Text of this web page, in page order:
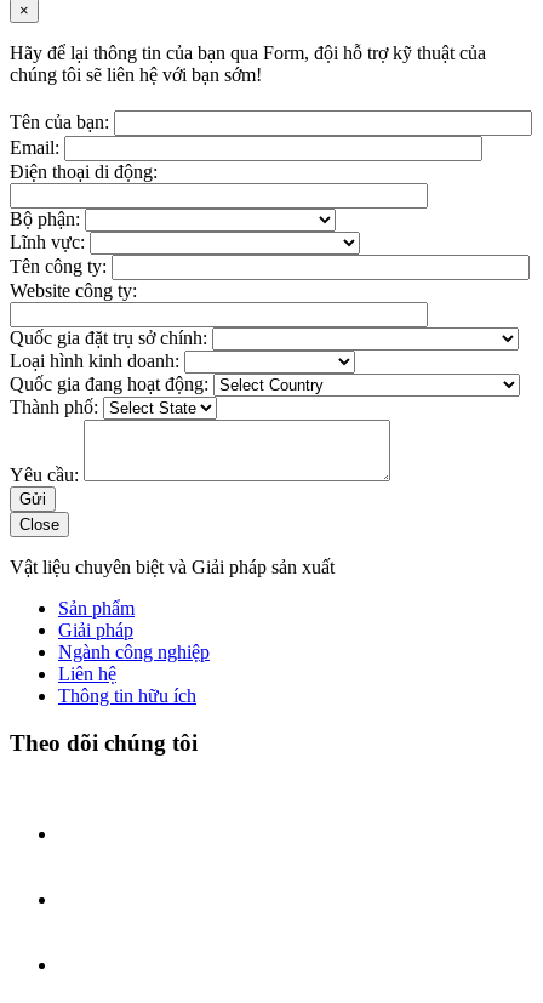
×
Hãy để lại thông tin của bạn qua Form, đội hỗ trợ kỹ thuật của
chúng tôi sẽ liên hệ với bạn sớm!
Tên của bạn:
Email:
Điện thoại di động:
Bộ phận:
Lĩnh vực:
Tên công ty:
Website công ty:
Quốc gia đặt trụ sở chính:
Loại hình kinh doanh:
Quốc gia đang hoạt động:
Thành phố:
Yêu cầu:
Close
Vật liệu chuyên biệt và Giải pháp sản xuất
Sản phẩm
Giải pháp
Ngành công nghiệp
Liên hệ
Thông tin hữu ích
Theo dõi chúng tôi